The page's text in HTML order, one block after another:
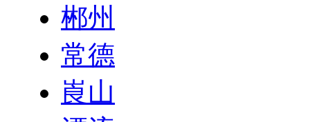
郴州
常德
崀山